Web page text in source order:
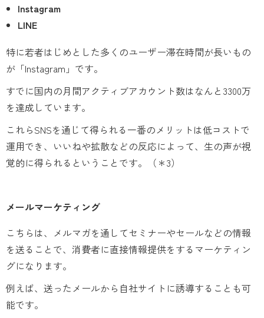
Instagram
LINE
特に若者はじめとした多くのユーザー滞在時間が長いもの
が「Instagram」です。
すでに国内の月間アクティブアカウント数はなんと3300万
を達成しています。
これらSNSを通じて得られる一番のメリットは低コストで
運用でき、いいねや拡散などの反応によって、生の声が視
覚的に得られるということです。
（＊3）
メールマーケティング
こちらは、メルマガを通してセミナーやセールなどの情報
を送ることで、消費者に直接情報提供をするマーケティン
グになります。
例えば、送ったメールから自社サイトに誘導することも可
能です。